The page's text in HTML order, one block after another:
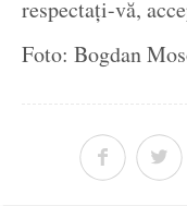
respectați-vă,
Foto: Bogdan